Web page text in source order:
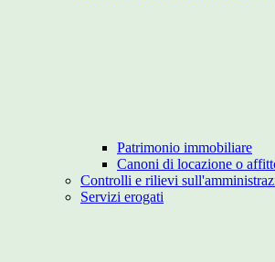
Patrimonio immobiliare
Canoni di locazione o
Controlli e rilievi
Servizi erogati